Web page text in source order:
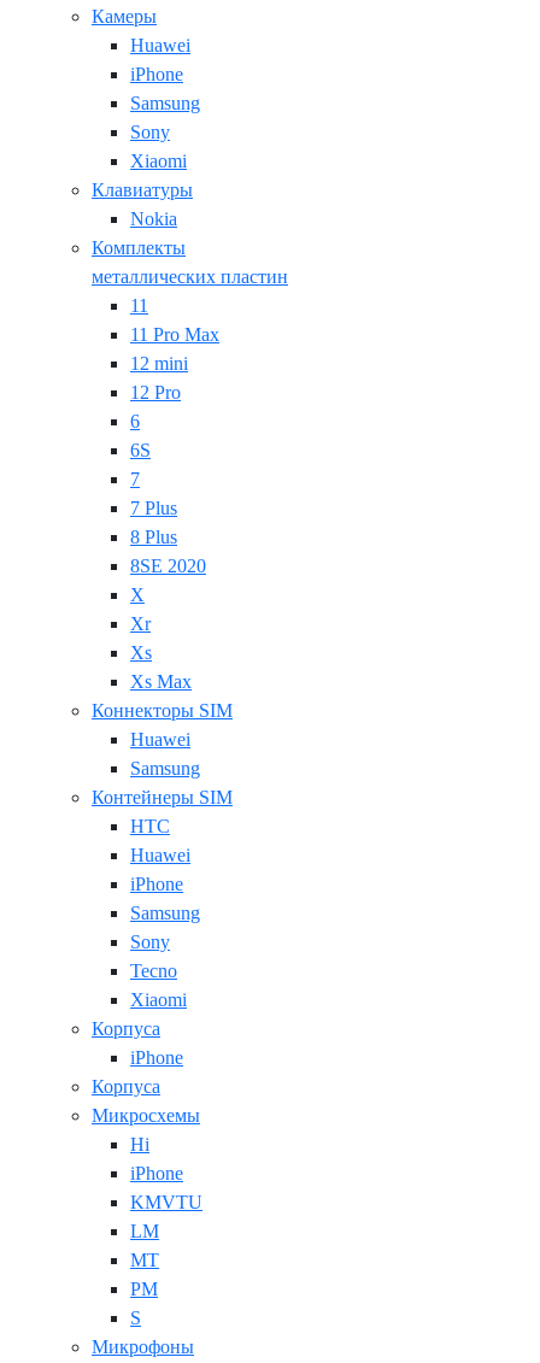
Камеры
Huawei
iPhone
Samsung
Sony
Xiaomi
Клавиатуры
Nokia
Комплекты
металлических пластин
11
11 Pro Max
12 mini
12 Pro
6
6S
7
7 Plus
8 Plus
8SE 2020
X
Xr
Xs
Xs Max
Коннекторы SIM
Huawei
Samsung
Контейнеры SIM
HTC
Huawei
iPhone
Samsung
Sony
Tecno
Xiaomi
Корпуса
iPhone
Корпуса
Микросхемы
Hi
iPhone
KMVTU
LM
MT
PM
S
Микрофоны